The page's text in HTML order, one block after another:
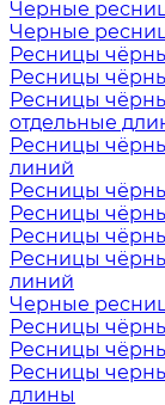
Черные
Черные
Ресницы
Ресницы
Ресницы
отдельные
Ресницы
линий
Ресницы
Ресницы
Ресницы
Ресницы
линий
Черные
Ресницы
Ресницы
Ресницы
длины